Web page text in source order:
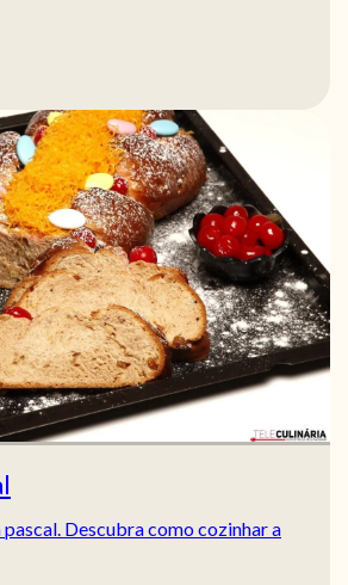
pascal. Descubra como cozinhar a